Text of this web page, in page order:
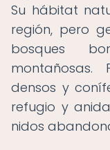
Su hábitat
región, pero
bosques
montañosas.
densos y
refugio y
nidos